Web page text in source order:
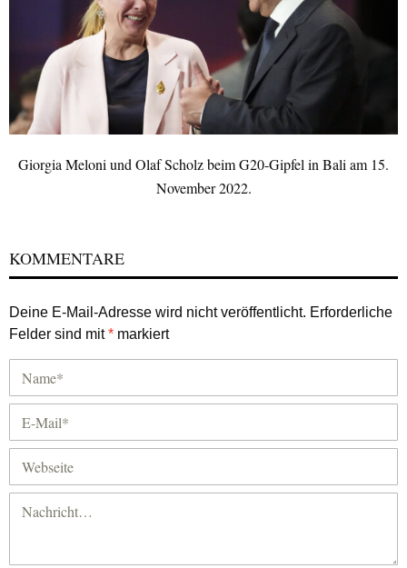
Giorgia Meloni und Olaf Scholz beim G20-Gipfel in Bali am 15.
November 2022.
KOMMENTARE
Deine E-Mail-Adresse wird nicht veröffentlicht. Erforderliche
Felder sind mit* markiert